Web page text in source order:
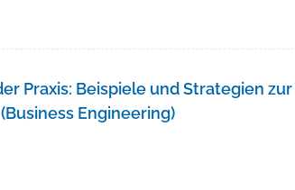
Praxis: Beispiele und Strategien
Engineering)